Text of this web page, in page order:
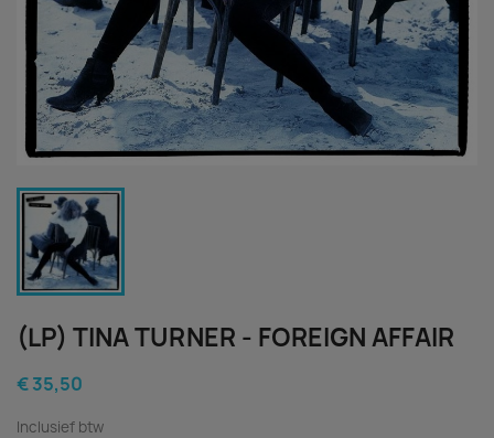
(LP) TINA TURNER - FOREIGN AFFAIR
€ 35,50
Inclusief btw